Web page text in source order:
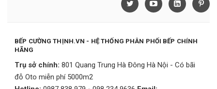
BẾP CƯỜNG THỊNH.VN - HỆ THỐNG PHÂN PHỐI BẾP CHÍNH
HÃNG
Trụ sở chính: 801 Quang Trung Hà Đông Hà Nội - Có bãi
đỗ Oto miễn phí 5000m2